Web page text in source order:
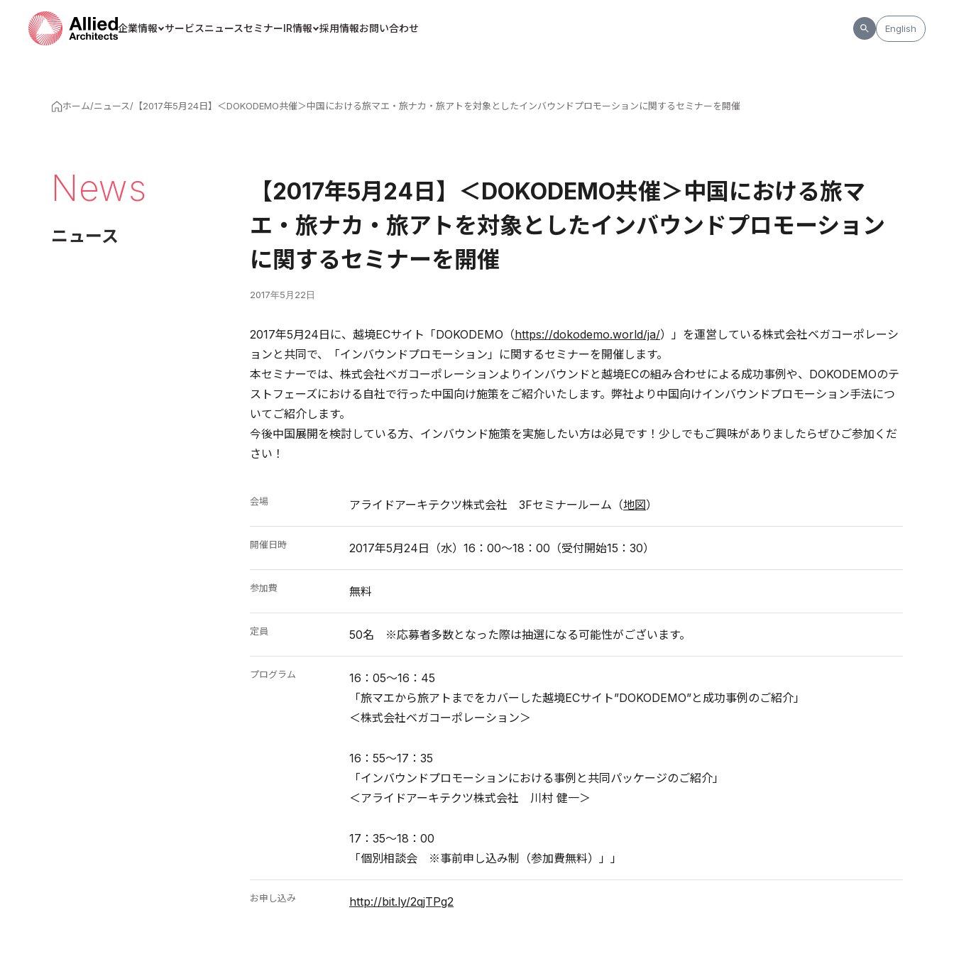
企業情報 サービスニュースセミナーIR情報 採用情報お問い合わせ English
ホーム/ニュース/ 【2017年5月24日】＜DOKODEMO共催＞中国における旅マエ・旅ナカ・旅アトを対象としたインバウンドプロモーションに関するセミナーを開催
News
ニュース
【2017年5月24日】＜DOKODEMO共催＞中国における旅マ
エ・旅ナカ・旅アトを対象としたインバウンドプロモーション
に関するセミナーを開催
2017年5月22日
2017年5月24日に、越境ECサイト「DOKODEMO（https://dokodemo.world/ja/）」を運営している株式会社ベガコーポレーシ
ョンと共同で、「インバウンドプロモーション」に関するセミナーを開催します。
本セミナーでは、株式会社ベガコーポレーションよりインバウンドと越境ECの組み合わせによる成功事例や、DOKODEMOのテ
ストフェーズにおける自社で行った中国向け施策をご紹介いたします。弊社より中国向けインバウンドプロモーション手法につ
いてご紹介します。
今後中国展開を検討している方、インバウンド施策を実施したい方は必見です！少しでもご興味がありましたらぜひご参加くだ
さい！
会場 アライドアーキテクツ株式会社 3Fセミナールーム（地図）
開催日時 2017年5月24日（水）16：00～18：00（受付開始15：30）
参加費 無料
定員 50名 ※応募者多数となった際は抽選になる可能性がございます。
プログラム
16：05～16：45
「旅マエから旅アトまでをカバーした越境ECサイト”DOKODEMO”と成功事例のご紹介」
＜株式会社ベガコーポレーション＞
16：55～17：35
「インバウンドプロモーションにおける事例と共同パッケージのご紹介」
＜アライドアーキテクツ株式会社 川村 健一＞
17：35～18：00
「個別相談会 ※事前申し込み制（参加費無料）」」
お申し込み http://bit.ly/2qjTPg2